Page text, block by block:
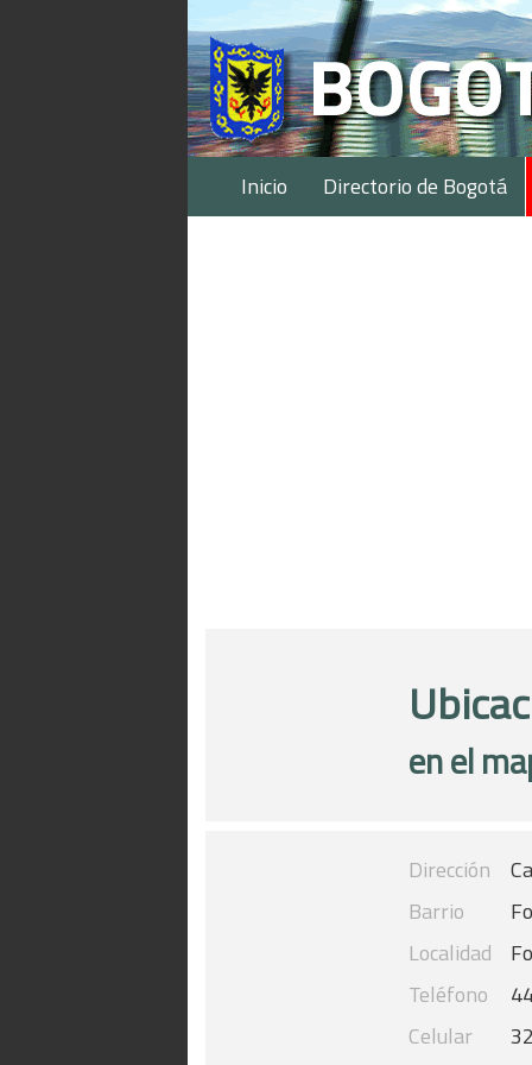
Inicio Directorio de Bogotá
en el
Dirección
Barrio
Localidad
Teléfono
Celular